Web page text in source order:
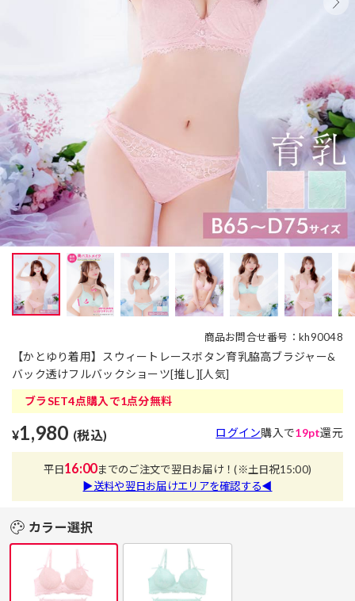
商品お問合せ番号：kh90048
【かとゆり着用】スウィートレースボタン育乳脇高ブラジャー&
バック透けフルバックショーツ[推し][人気]
ブラSET4点購入で1点分無料
¥1,980 (税込) ログイン購入で19pt還元
平日16:00までのご注文で翌日お届け！(※土日祝15:00)
▶送料や翌日お届けエリアを確認する◀
カラー選択